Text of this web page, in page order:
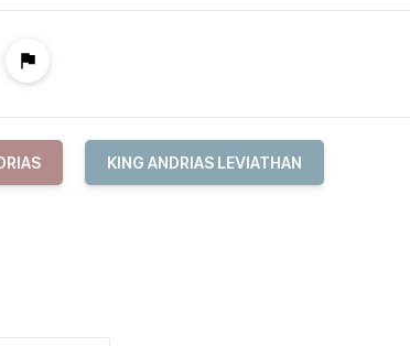
KING ANDRIAS LEVIATHAN